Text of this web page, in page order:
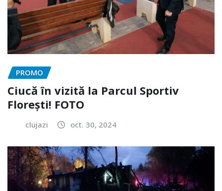
PROMO
Ciucă în vizită la Parcul Sportiv
Florești! FOTO
clujazi oct. 30, 2024